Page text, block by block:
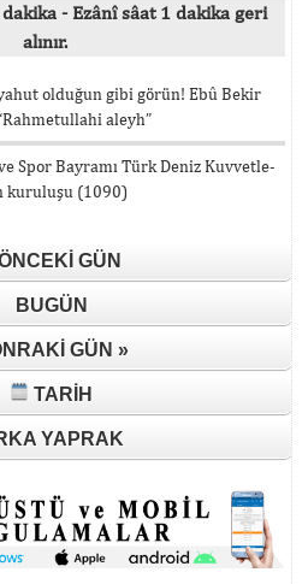
- Ezânî sâat 1 dakika geri
alınır.
olduğun gibi görün! Ebû Bekir
aleyh”
Spor Bayramı Türk De­niz Kuv­vet­le­
ku­ru­lu­şu (1090)
GÜN
BUGÜN
GÜN »
TARIH
YAPRAK